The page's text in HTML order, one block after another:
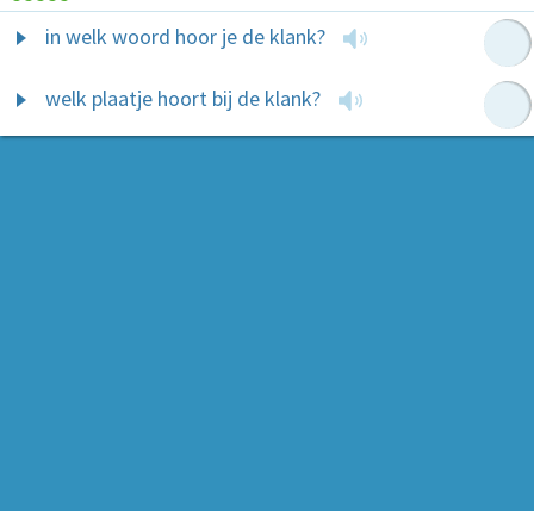
in welk woord hoor je de klank?
welk plaatje hoort bij de klank?